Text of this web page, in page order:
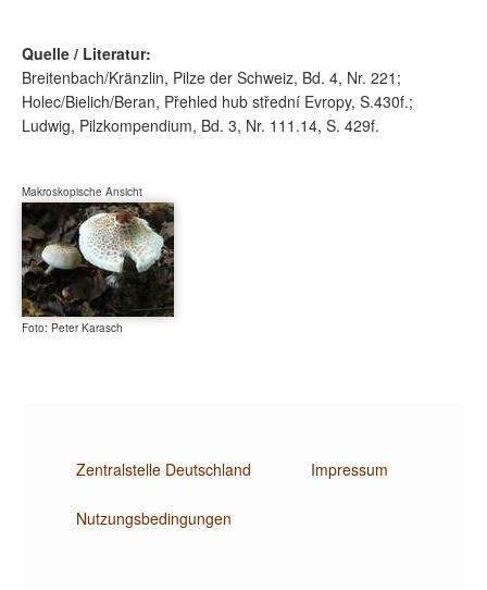
Quelle / Literatur:
Breitenbach/Kränzlin, Pilze der Schweiz, Bd. 4, Nr. 221;
Holec/Bielich/Beran, Přehled hub střední Evropy, S.430f.;
Ludwig, Pilzkompendium, Bd. 3, Nr. 111.14, S. 429f.
Makroskopische Ansicht
Foto: Peter Karasch
Zentralstelle Deutschland Impressum
Nutzungsbedingungen